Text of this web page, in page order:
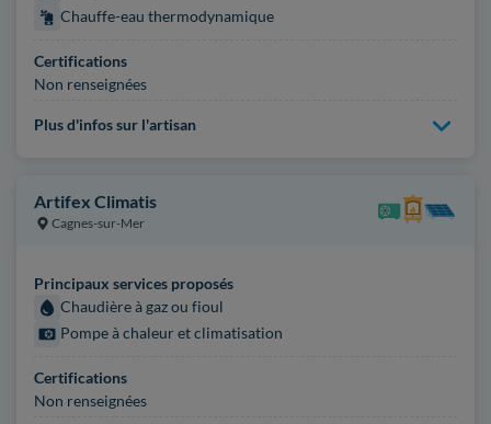
Chauffe-eau thermodynamique
Certifications
Non renseignées
Plus d'infos sur l'artisan
Artifex Climatis
Cagnes-sur-Mer
Principaux services proposés
Chaudière à gaz ou fioul
Pompe à chaleur et climatisation
Certifications
Non renseignées